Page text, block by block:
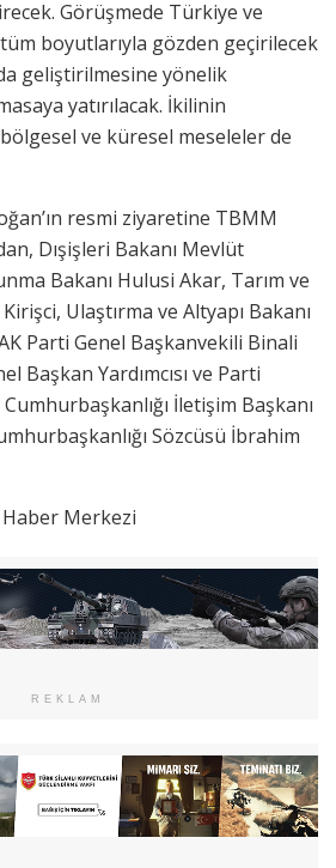
Görüşmede Türkiye ve
boyutlarıyla gözden geçirilecek
geliştirilmesine yönelik
yatırılacak. İkilinin
ve küresel meseleler de
resmi ziyaretine TBMM
Dışişleri Bakanı Mevlüt
Bakanı Hulusi Akar, Tarım ve
Ulaştırma ve Altyapı Bakanı
Parti Genel Başkanvekili Binali
Başkan Yardımcısı ve Parti
İletişim Başkanı
Sözcüsü İbrahim
Merkezi
REKLAM